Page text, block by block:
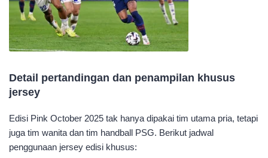
Detail pertandingan dan penampilan khusus
jersey
Edisi Pink October 2025 tak hanya dipakai tim utama pria, tetapi
juga tim wanita dan tim handball PSG. Berikut jadwal
penggunaan jersey edisi khusus: